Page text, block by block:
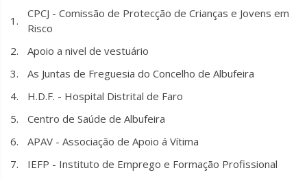
CPCJ - Comissão de Protecção de Crianças e Jovens em
Risco
Apoio a nivel de vestuário
As Juntas de Freguesia do Concelho de Albufeira
H.D.F. - Hospital Distrital de Faro
Centro de Saúde de Albufeira
APAV - Associação de Apoio á Vítima
IEFP - Instituto de Emprego e Formação Profissional